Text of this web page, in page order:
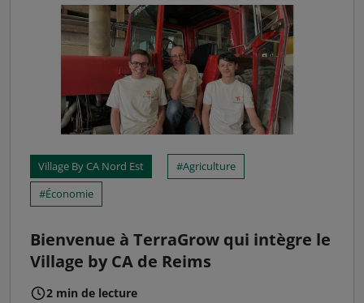
Village By CA Nord Est
Agriculture
Économie
Bienvenue à TerraGrow qui intègre le
Village by CA de Reims
2 min de lecture